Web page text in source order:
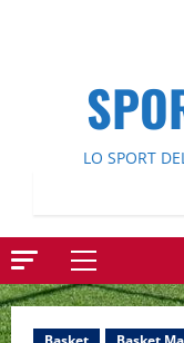
LO SPORT
Menu
principale